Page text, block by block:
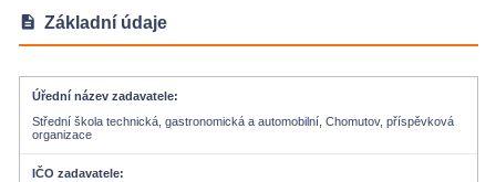
description Základní údaje
Úřední název zadavatele
Střední škola technická, gastronomická a automobilní, Chomutov, příspěvková
organizace
IČO zadavatele